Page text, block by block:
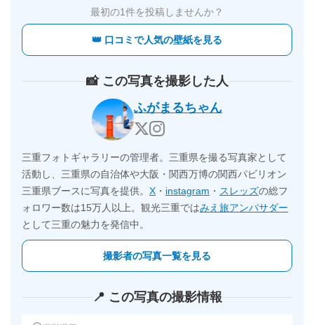
最初の1件を投稿しませんか？
👑 口コミで人気の壁紙を見る
📸 この写真を撮影した人
ふがまるちゃん
三重フォトギャラリーの管理者。三重県を撮る写真家として
活動し、三重県の自治体や大阪・関西万博の関西パビリオン
三重県ブースに写真を提供。 X ・ instagram ・ スレッズの総フ
ォロワー数は15万人以上。観光三重ではみえ旅アンバサダー
として三重の魅力を発信中。
撮影者の写真一覧を見る
📍 この写真の撮影情報